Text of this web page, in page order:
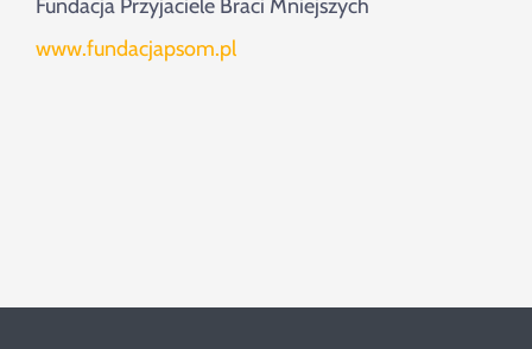
Fundacja Przyjaciele Braci Mniejszych
www.fundacjapsom.pl